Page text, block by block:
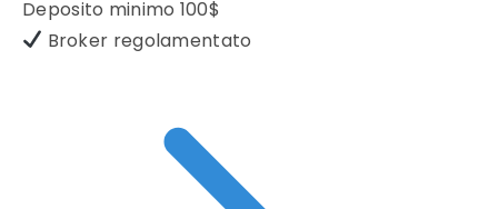
Deposito minimo 100$
Broker regolamentato